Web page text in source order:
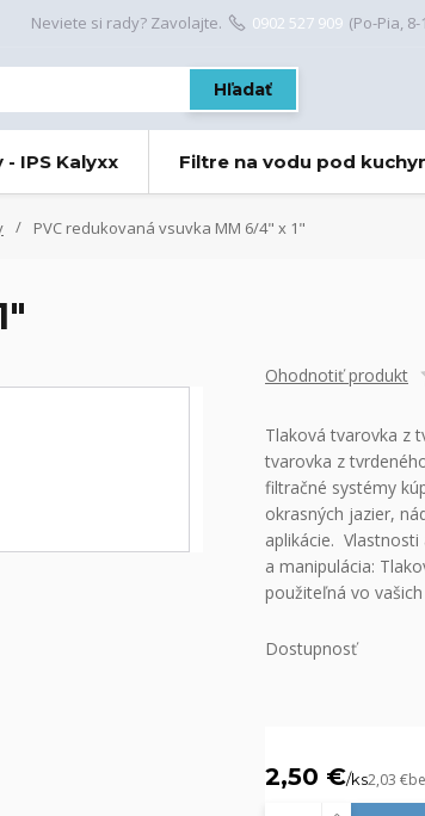
Hľadať
Neviete si rady? Zavolajte. 0902 527 909 (Po-Pia,
IPS Kalyxx Filtre na vodu pod
PVC redukovaná vsuvka MM 6/4" x 1"
Ohodnotiť produkt
Tlaková tvarovka z
tvarovka z
filtračné systémy
okrasných jazier,
aplikácie. Vlastnosti
a manipulácia:
použiteľná vo vašich
Dostupnosť
2,50 €/ks2,03 €